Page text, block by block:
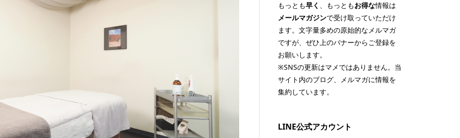
もっとも早く 、もっともお得な情報は
メールマガジンで受け取っていただけ
ます。文字量多めの原始的なメルマガ
ですが、ぜひ上のバナーからご登録を
お願いします。
※SNSの更新はマメではありません。当
サイト内のブログ、メルマガに情報を
集約しています。
LINE公式アカウント